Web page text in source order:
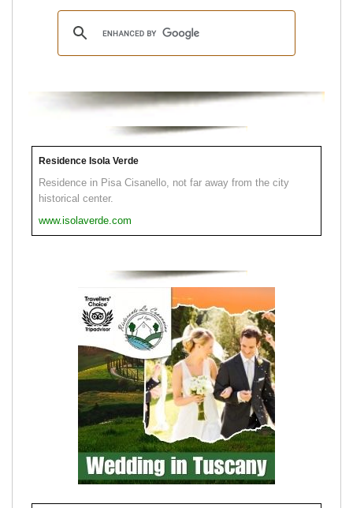
Residence Isola Verde
Residence in Pisa Cisanello, not far away from the city
historical center.
www.isolaverde.com